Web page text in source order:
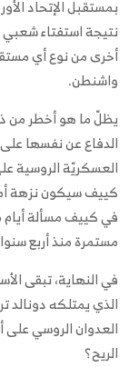
أخرى من نوع أي
واشنطن.
يظلّ ما هو أخطر من
الدفاع عن نفسها
العسكريّة الروسية
كييف سيكون نزهة
في كييف مسألة
مستمرة منذ أربع
في النهاية، تبقى
الذي يمتلكه دونالد
العدوان الروسي
الريح؟